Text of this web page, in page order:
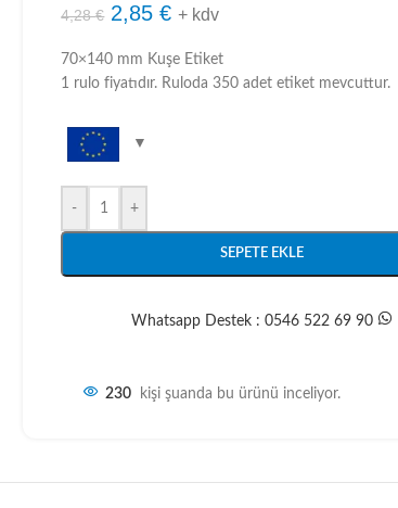
4,28€ 2,85€ + kdv
70×140 mm Kuşe Etiket
1 rulo fiyatıdır. Ruloda 350 adet etiket mevcuttur.
- +
SEPETE EKLE
Whatsapp Destek : 0546 522 69 90
230 kişi şuanda bu ürünü inceliyor.